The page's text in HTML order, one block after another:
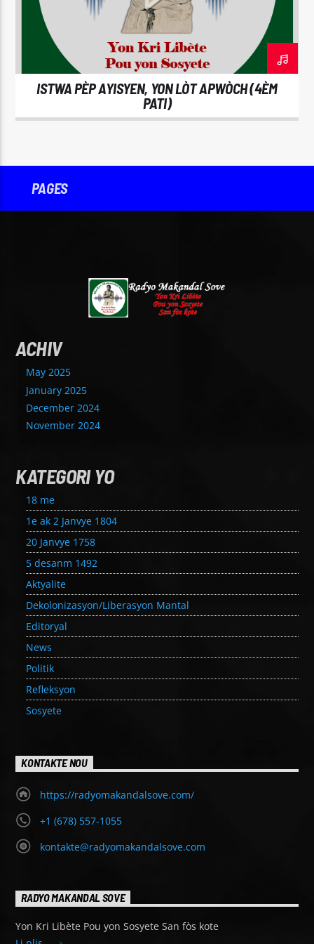
OPEN WINDOW
MUSIC FROM THE WORLD OF OSHO
ISTWA PÈP AYISYEN, YON LÒT APWÒCH (4ÈM
PATI)
PAGES
ACHIV
May 2025
January 2025
December 2024
November 2024
KATEGORI YO
18 me
1e ak 2 Janvye 1804
20 Janvye 1758
5 desanm 1492
Aktyalite
Dekolonizasyon/Liberasyon Mantal
Editoryal
News
Politik
Refleksyon
Sosyete
KONTAKTE NOU
https://radyomakandalsove.com/
+1 (678) 557-1055
kontakte@radyomakandalsove.com
RADYO MAKANDAL SOVE
Yon Kri Libète Pou yon Sosyete San fòs kote